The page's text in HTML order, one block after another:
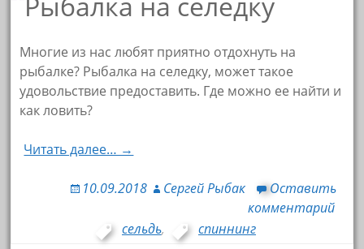
Многие из нас любят приятно отдохнуть на
рыбалке? Рыбалка на селедку, может такое
удовольствие предоставить. Где можно ее найти и
как ловить?
Читать далее… →
10.09.2018 Сергей Рыбак
Оставить
комментарий
сельдь, спиннинг